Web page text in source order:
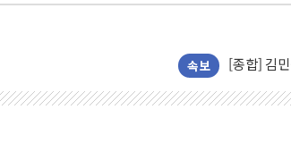
속보
울진·영덕
인천 합동
김민석, 2